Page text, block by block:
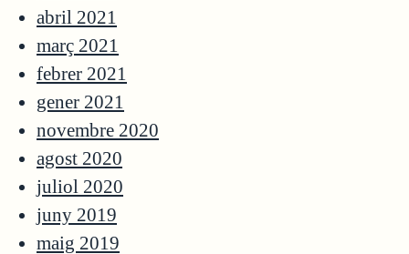
abril 2021
març 2021
febrer 2021
gener 2021
novembre 2020
agost 2020
juliol 2020
juny 2019
maig 2019